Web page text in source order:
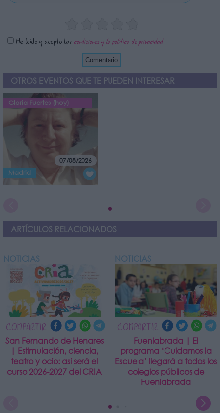
He leído y acepto las condiciones y la política de privacidad
OTROS EVENTOS QUE TE PUEDEN INTERESAR
Gloria Fuertes (hoy)
07/08/2026
Madrid
ARTÍCULOS RELACIONADOS
NOTICIAS
COMPARTIR:
San Fernando de Henares
| Estimulación, ciencia,
teatro y ocio: así será el
curso 2026-2027 del CRIA
NOTICIAS
COMPARTIR:
Fuenlabrada | El
programa ‘Cuidamos la
Escuela’ llegará a todos los
colegios públicos de
Fuenlabrada